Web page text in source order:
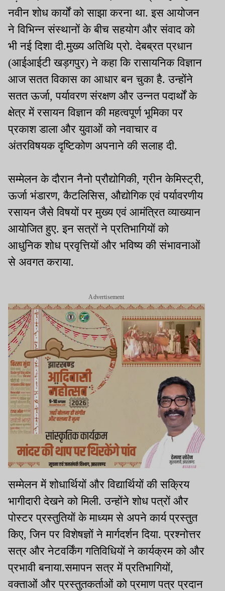
नवीन शोध कार्यों को साझा करना था. इस आयोजन
ने विभिन्न संस्थानों के बीच सहयोग और संवाद को
भी नई दिशा दी.मुख्य अतिथि प्रो. देबब्रत प्रधान
(आईआईटी खड़गपुर) ने कहा कि रासायनिक विज्ञान
आज सतत विकास का आधार बन चुका है. उन्होंने
सतत ऊर्जा, पर्यावरण संरक्षण और उन्नत पदार्थों के
क्षेत्र में रसायन विज्ञान की महत्वपूर्ण भूमिका पर
प्रकाश डाला और युवाओं को नवाचार व
अंतरविषयक दृष्टिकोण अपनाने की सलाह दी.
सम्मेलन के दौरान नैनो प्रौद्योगिकी, ग्रीन केमिस्ट्री,
ऊर्जा भंडारण, कैटलिसिस, औद्योगिक एवं पर्यावरणीय
रसायन जैसे विषयों पर मुख्य एवं आमंत्रित व्याख्यान
आयोजित हुए. इन सत्रों ने प्रतिभागियों को
आधुनिक शोध प्रवृत्तियों और भविष्य की संभावनाओं
से अवगत कराया.
Advertisement
सम्मेलन में शोधार्थियों और विद्यार्थियों की सक्रिय
भागीदारी देखने को मिली. उन्होंने शोध पत्रों और
पोस्टर प्रस्तुतियों के माध्यम से अपने कार्य प्रस्तुत
किए, जिन पर विशेषज्ञों ने मार्गदर्शन दिया. प्रश्नोत्तर
सत्र और नेटवर्किंग गतिविधियों ने कार्यक्रम को और
प्रभावी बनाया.समापन सत्र में प्रतिभागियों,
वक्ताओं और प्रस्तुतकर्ताओं को प्रमाण पत्र प्रदान